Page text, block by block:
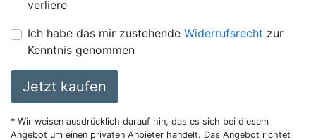
verliere
Ich habe das mir zustehende Widerrufsrecht zur
Kenntnis genommen
Jetzt kaufen
* Wir weisen ausdrücklich darauf hin, das es sich bei diesem
Angebot um einen privaten Anbieter handelt. Das Angebot richtet